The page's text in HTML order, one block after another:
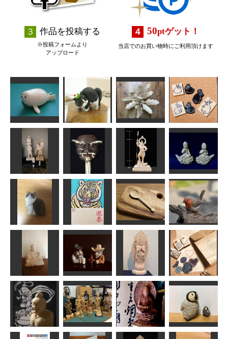
作品を投稿する
※投稿フォームより
アップロード
50ptゲット！
当店でのお買い物時にご利用頂けます
やんちゃなご
まふ坊や
矢野っち
やんのかステ
ップスイーツ
乗せ
ヒトミコ
夢の中にて
ヘソベイ
消しゴムはん
こ うさぎ
天燈鬼・聖燈
鬼
金ちゃん
黒式尉
msuganuma
増長天
shadow
雲中供養稚児
菩薩
kiyonk
猫のブローチ
年賀状「寅」3
道刃物★所蔵参考
作品
木のおおさじ
トミー
コマドリ
MINI
日蓮上人
アラン
酔いどれカウ
ボーイ達
MINI
不空羂索観音
像
rara
手作りお菓子
お裾分けはん
こ タグはん
こ他
mikanko